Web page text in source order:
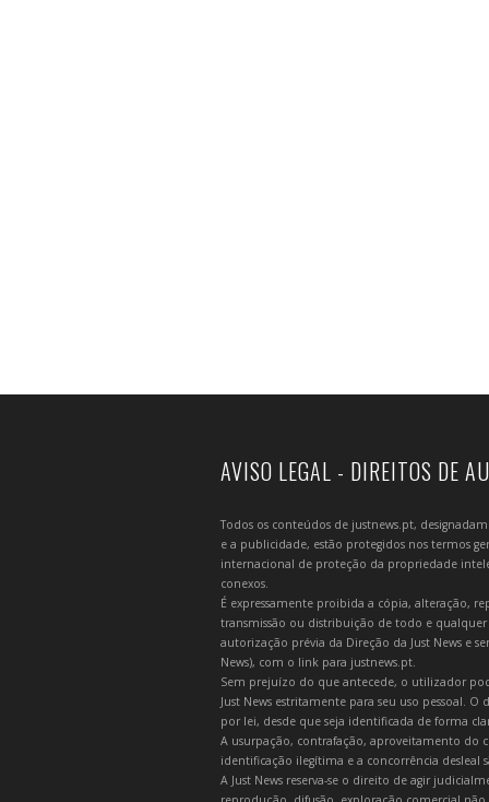
AVISO LEGAL - DIREITOS DE
Todos os conteúdos de justnews.pt,
e a publicidade, estão protegidos nos termos
internacional de proteção da propriedade
conexos.
É expressamente proibida a cópia, alteração,
transmissão ou distribuição de todo e
autorização prévia da Direção da Just News e
News), com o link para justnews.pt.
Sem prejuízo do que antecede, o utilizador
Just News estritamente para seu uso pessoal.
por lei, desde que seja identificada de forma
A usurpação, contrafação, aproveitamento do
identificação ilegítima e a concorrência desleal
A Just News reserva-se o direito de agir